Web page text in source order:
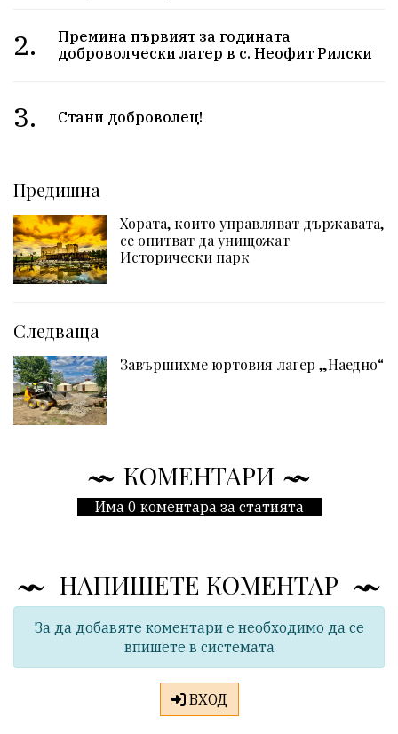
2.
Премина първият за годината
доброволчески лагер в с. Неофит Рилски
3. Стани доброволец!
Предишна
Хората, които управляват държавата,
се опитват да унищожат
Исторически парк
Следваща
Завършихме юртовия лагер „Наедно“
КОМЕНТАРИ
Има 0 коментара за статията
НАПИШЕТЕ КОМЕНТАР
За да добавяте коментари е необходимо да се
впишете в системата
ВХОД